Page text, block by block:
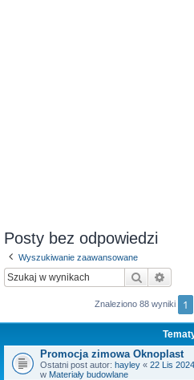
Posty bez odpowiedzi
Wyszukiwanie zaawansowane
Szukaj
Znaleziono 88 wyniki 1
Promocja zimowa Oknoplast
Ostatni post autor: hayley « 22 Lis
w Materiały budowlane